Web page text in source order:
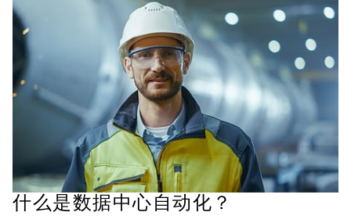
什么是数据中心自动化？